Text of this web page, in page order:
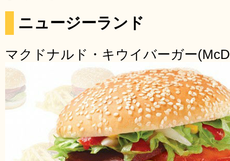
ニュージーランド
マクドナルド・キウイバーガー